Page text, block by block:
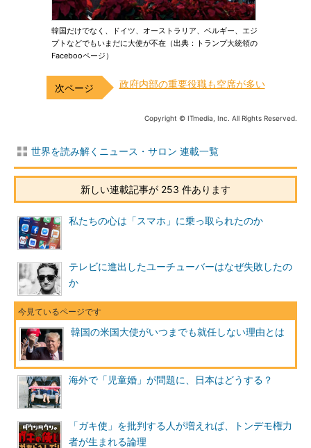
韓国だけでなく、ドイツ、オーストラリア、ベルギー、エジ
プトなどでもいまだに大使が不在（出典：トランプ大統領の
Facebooページ）
政府内部の重要役職も空席が多い
Copyright © ITmedia, Inc. All Rights Reserved.
世界を読み解くニュース・サロン 連載一覧
新しい連載記事が 253 件あります
私たちの心は「スマホ」に乗っ取られたのか
テレビに進出したユーチューバーはなぜ失敗したの
か
韓国の米国大使がいつまでも就任しない理由とは
海外で「児童婚」が問題に、日本はどうする？
「ガキ使」を批判する人が増えれば、トンデモ権力
者が生まれる論理